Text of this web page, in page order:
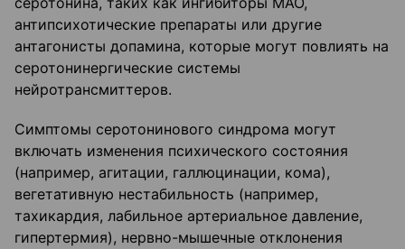
антипсихотические препараты или другие
антагонисты допамина, которые могут повлиять на
серотонинергические системы
нейротрансмиттеров.
Симптомы серотонинового синдрома могут
включать изменения психического состояния
(например, агитации, галлюцинации, кома),
вегетативную нестабильность (например,
тахикардия, лабильное артериальное давление,
гипертермия), нервно-мышечные отклонения